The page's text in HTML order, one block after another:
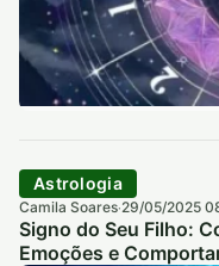
Astrologia
Camila Soares·29/05/2025
Signo do Seu Filho:
Emoções e